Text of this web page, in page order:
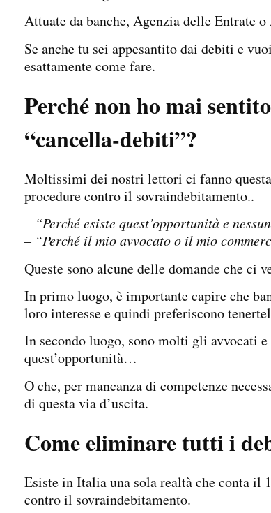
Attuate da banche, Agenzia delle Entrate
Se anche tu sei appesantito dai debiti e
esattamente come fare.
Perché non ho mai
“cancella-debiti”?
Moltissimi dei nostri lettori ci fanno
procedure contro il sovraindebitamento..
– “Perché esiste quest’opportunità e
– “Perché il mio avvocato o il mio
Queste sono alcune delle domande che ci
In primo luogo, è importante capire che
loro interesse e quindi preferiscono
In secondo luogo, sono molti gli avvocati
quest’opportunità…
O che, per mancanza di competenze
di questa via d’uscita.
Come eliminare tutti i
Esiste in Italia una sola realtà che conta il
contro il sovraindebitamento.